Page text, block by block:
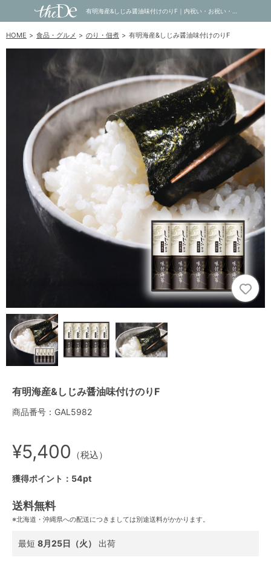
HOME 食品・グルメ のり・佃煮 有明海産&しじみ醤油味付けのりF
有明海産&しじみ醤油味付けのりF
商品番号：GAL5982
¥5,400 （税込）
獲得ポイント：54pt
送料無料
※北海道・沖縄県への配送につきましては別途送料がかかります。
最短 8月25日（火） 出荷